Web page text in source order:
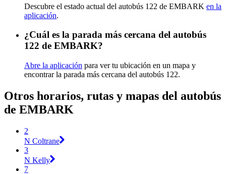
Descubre el estado actual del autobús 122 de EMBARK en la
aplicación.
¿Cuál es la parada más cercana del autobús
122 de EMBARK?
Abre la aplicación para ver tu ubicación en un mapa y
encontrar la parada más cercana del autobús 122.
Otros horarios, rutas y mapas del autobús
de EMBARK
2
N Coltrane
3
N Kelly
7